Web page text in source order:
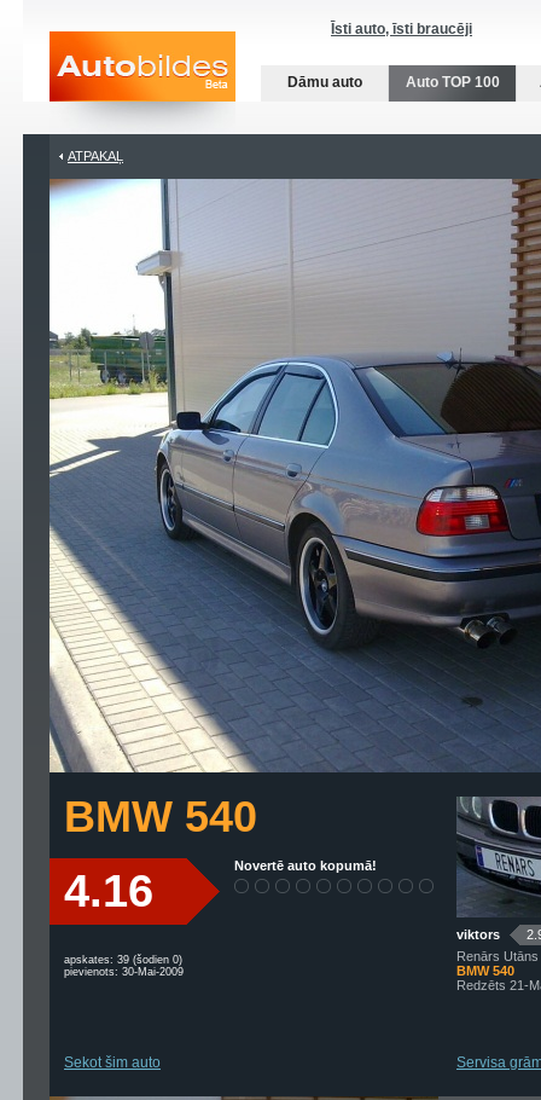
Īsti auto, īsti braucēji
Dāmu auto Auto TOP 100
ATPAKAĻ
BMW 540
4.16 Novertē auto kopumā!
apskates: 39 (šodien 0)
pievienots: 30-Mai-2009
Sekot šim auto
viktors
Renārs
BMW 540
Redzēts 21-
Servisa